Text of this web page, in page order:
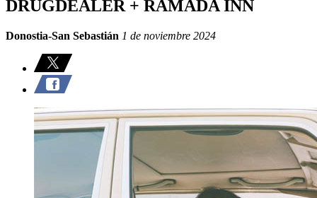
DRUGDEALER + RAMADA INN
Donostia-San Sebastián 1 de noviembre 2024